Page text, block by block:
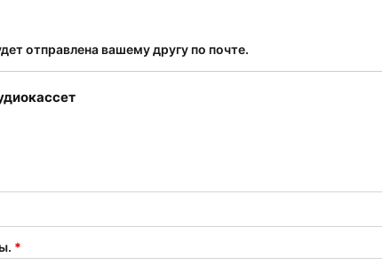
отправлена ​​вашему другу по почте.
*